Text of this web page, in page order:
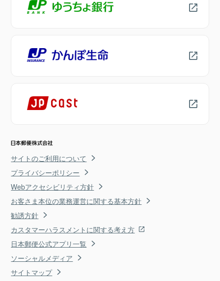
サイトのご利用について
プライバシーポリシー
Webアクセシビリティ方針
お客さま本位の業務運営に関する基本方針
勧誘方針
カスタマーハラスメントに関する考え方
日本郵便公式アプリ一覧
ソーシャルメディア
サイトマップ